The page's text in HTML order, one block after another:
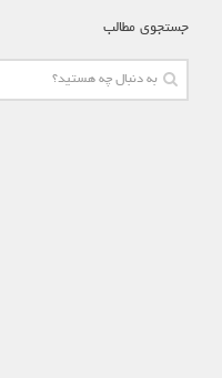
جستجوی مطالب